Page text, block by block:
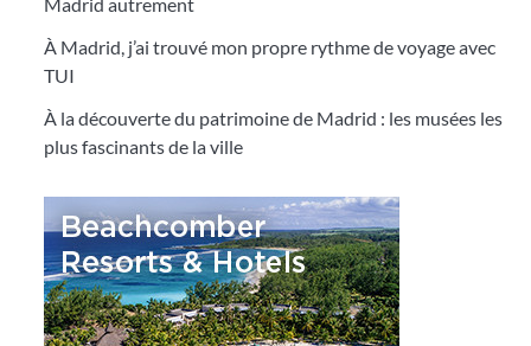
À Madrid, j’ai trouvé mon propre rythme de voyage avec
TUI
À la découverte du patrimoine de Madrid : les musées les
plus fascinants de la ville